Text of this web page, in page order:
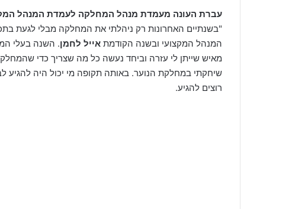
עברת העונה מעמדת מנהל המחלקה לעמדת המנהל
"בשנתיים האחרונות רק ניהלתי את המחלקה מבלי לגעת
המנהל המקצועי ובשנה הקודמת אייל לחמן. השנה בעלי
מאיש שייתן לי עזרה וביחד נעשה כל מה שצריך כדי
שיחקתי במחלקת הנוער. באותה תקופה מי יכול היה להגיע
רוצים להגיע.